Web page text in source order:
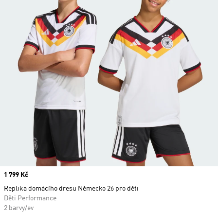
Price
1 799 Kč
Replika domácího dresu Německo 26 pro děti
Děti Performance
2 barvy/ev